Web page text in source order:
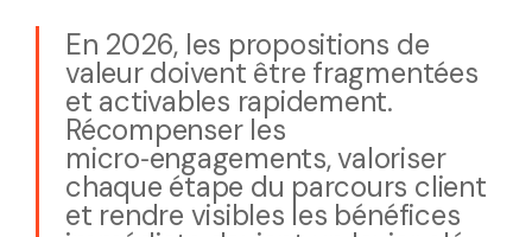
En 2026, les propositions de
valeur doivent être fragmentées
et activables rapidement.
Récompenser les
micro‑engagements, valoriser
chaque étape du parcours client
et rendre visibles les bénéfices